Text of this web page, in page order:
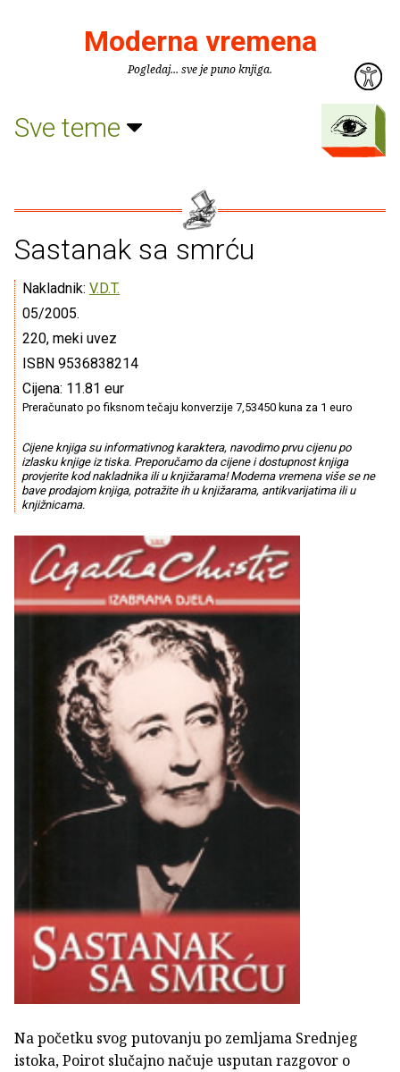
Moderna vremena
Pogledaj... sve je puno knjiga.
Sve teme
Sastanak sa smrću
Nakladnik: V.D.T.
05/2005.
220, meki uvez
ISBN 9536838214
Cijena: 11.81 eur
Preračunato po fiksnom tečaju konverzije 7,53450 kuna za 1 euro
Cijene knjiga su informativnog karaktera, navodimo prvu cijenu po
izlasku knjige iz tiska. Preporučamo da cijene i dostupnost knjiga
provjerite kod nakladnika ili u knjižarama! Moderna vremena više se ne
bave prodajom knjiga, potražite ih u knjižarama, antikvarijatima ili u
knjižnicama.
Na početku svog putovanju po zemljama Srednjeg
istoka, Poirot slučajno načuje usputan razgovor o